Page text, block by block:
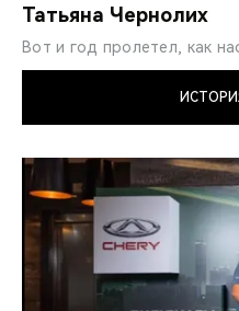
Татьяна Чернолих
Вот и год пролетел, как